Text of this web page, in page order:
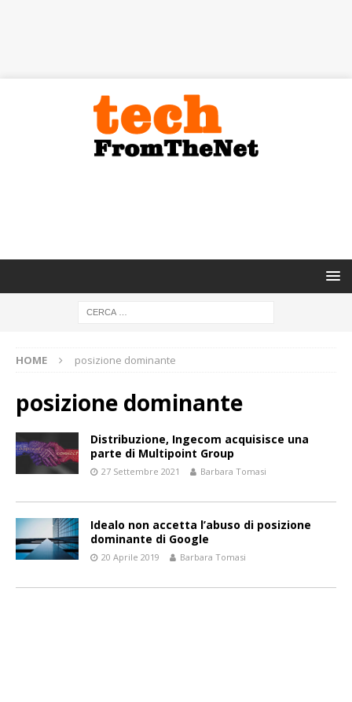
HOME posizione dominante
posizione dominante
Distribuzione, Ingecom acquisisce una
parte di Multipoint Group
27 Settembre 2021 Barbara Tomasi
Idealo non accetta l’abuso di posizione
dominante di Google
20 Aprile 2019 Barbara Tomasi